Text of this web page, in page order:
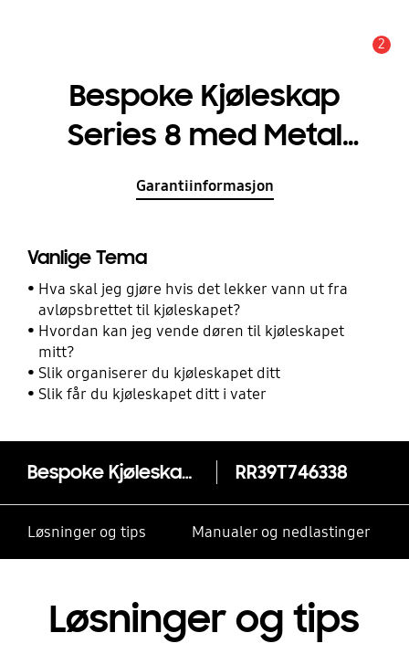
2
Bespoke Kjøleskap
Series 8 med Metal
Cooling 186 cm
Garantiinformasjon
Vanlige Tema
Hva skal jeg gjøre hvis det lekker vann ut fra
avløpsbrettet til kjøleskapet?
Hvordan kan jeg vende døren til kjøleskapet
mitt?
Slik organiserer du kjøleskapet ditt
Slik får du kjøleskapet ditt i vater
Bespoke Kjøleskap Series 8 med Metal Cooling 186 cm RR39T746338
Løsninger og tips Manualer og nedlastinger
Løsninger og tips